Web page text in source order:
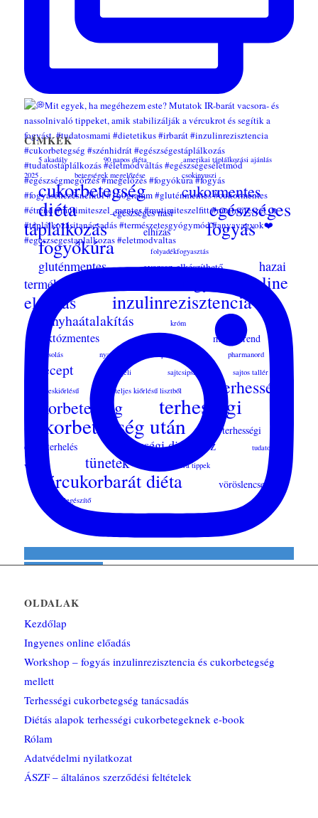
Follow on Instagram
CÍMKÉK
5 akadály 90 napos diéta
amerikai táplálkozási ajánlás
2025
betegségek megelőzése csokinyuszi
cukorbetegség cukormentes
diéta egészséges nasi egészséges
táplálkozás elhízás fogyás
fogyókúra folyadékfogyasztás
gluténmentes gyorsan elkészíthető
hazai
termékek
ingyenes online
előadás
inzulinrezisztencia
konyhaátalakítás króm
laktózmentes megelőzés mintaétrend
nassolás nyaralás pharmanord
recept reggeli sajtcsipsz
sajtos tallér
teljeskiőrlésű
teljes kiőrlésű lisztből
terhességi
cukorbetegség
terhességi
cukorbetegség után
terhességi
cukorterhelés
terhességi diabétesz
tudatos
vásárlás
tünetek vacsora tippek
vércukorbarát diéta vöröslencse
étrend-kiegészítő
OLDALAK
Kezdőlap
Ingyenes online előadás
Workshop – fogyás inzulinrezisztencia és cukorbetegség
mellett
Terhességi cukorbetegség tanácsadás
Diétás alapok terhességi cukorbetegeknek e-book
Rólam
Adatvédelmi nyilatkozat
ÁSZF – általános szerződési feltételek